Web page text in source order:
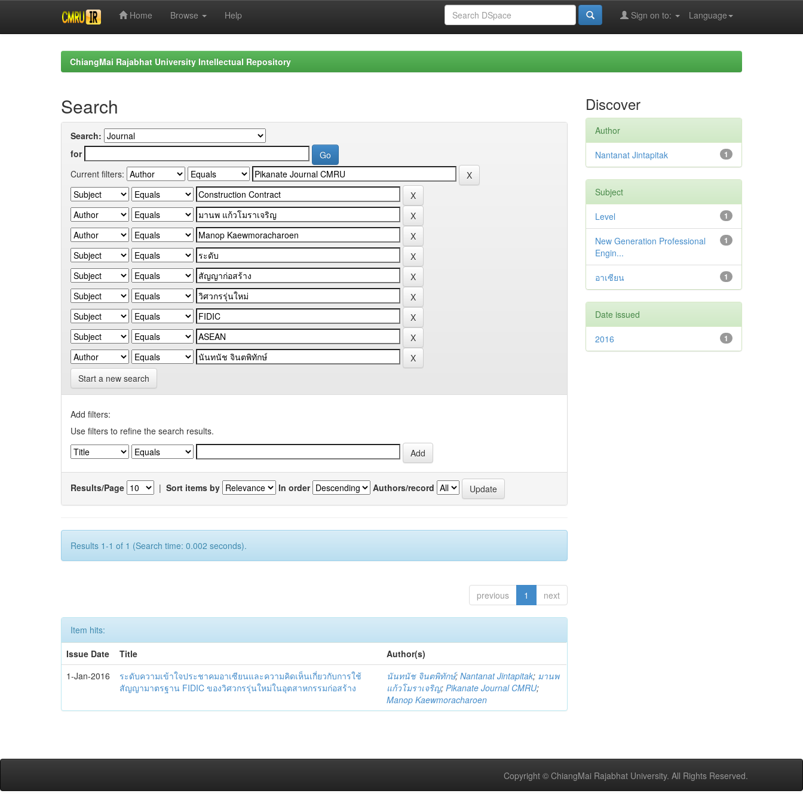
Home Browse Help Language
Sign on to:
ChiangMai Rajabhat University Intellectual Repository
Search
Search:
for
Current filters:
Start a new search
Add filters:
Use filters to refine the search results.
Results/Page | Sort items by In order Authors/record
Results 1-1 of 1 (Search time: 0.002 seconds).
previous 1 next
Item hits:
Issue Date
Title
Author(s)
1-Jan-2016
ระดับความเข้าใจประชาคมอาเซียนและความคิดเห็นเกี่ยวกับการใช้
สัญญามาตรฐาน FIDIC ของวิศวกรรุ่นใหม่ในอุตสาหกรรมก่อสร้าง
นันทนัช จินตพิทักษ์;Nantanat Jintapitak; มานพ
แก้วโมราเจริญ;Pikanate Journal CMRU;
Manop Kaewmoracharoen
Discover
Author
1
Nantanat Jintapitak
Subject
1
Level
1
New Generation Professional
Engin...
1
อาเซียน
Date issued
1
2016
Copyright © ChiangMai Rajabhat University. All Rights Reserved.